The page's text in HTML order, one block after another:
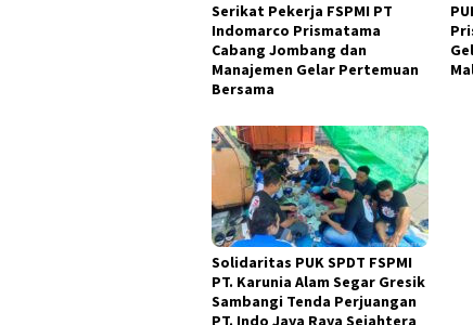
Serikat Pekerja FSPMI PT
Indomarco Prismatama
Cabang Jombang dan
Manajemen Gelar Pertemuan
Bersama
Solidaritas PUK SPDT FSPMI
PT. Karunia Alam Segar Gresik
Sambangi Tenda Perjuangan
PT. Indo Jaya Raya Sejahtera